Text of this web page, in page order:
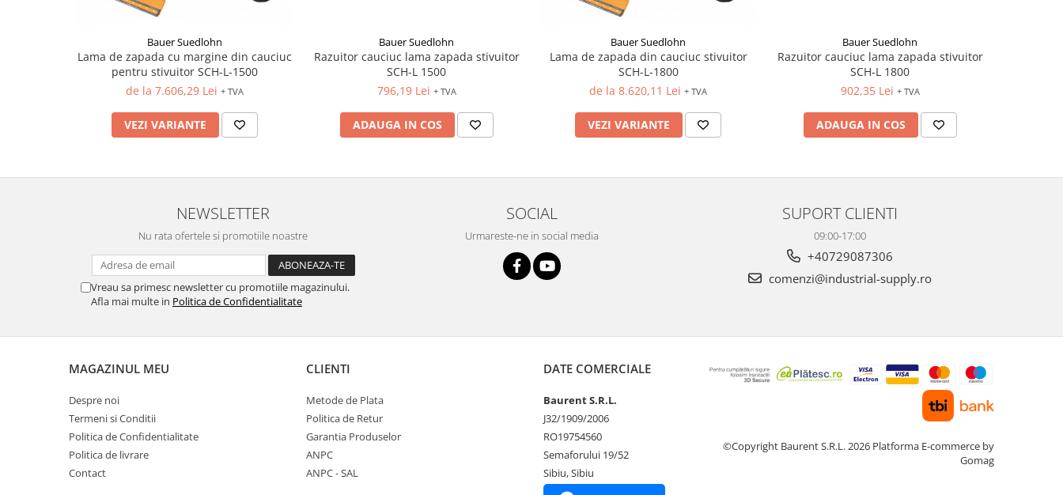
Bauer Suedlohn
Lama de zapada cu margine din cauciuc
pentru stivuitor SCH-L-1500
de la 7.606,29 Lei + TVA
VEZI VARIANTE
Bauer Suedlohn
Razuitor cauciuc lama zapada stivuitor
SCH-L 1500
796,19 Lei + TVA
ADAUGA IN COS
Bauer Suedlohn
Lama de zapada din cauciuc stivuitor
SCH-L-1800
de la 8.620,11 Lei + TVA
VEZI VARIANTE
Bauer Suedlohn
Razuitor cauciuc lama zapada stivuitor
SCH-L 1800
902,35 Lei + TVA
ADAUGA IN COS
NEWSLETTER
Nu rata ofertele si promotiile noastre
Vreau sa primesc newsletter cu promotiile magazinului.
Afla mai multe in Politica de Confidentialitate
SOCIAL
Urmareste-ne in social media
SUPORT CLIENTI
09:00-17:00
+40729087306
comenzi@industrial-supply.ro
MAGAZINUL MEU
Despre noi
Termeni si Conditii
Politica de Confidentialitate
Politica de livrare
Contact
CLIENTI
Metode de Plata
Politica de Retur
Garantia Produselor
ANPC
ANPC - SAL
DATE COMERCIALE
Baurent S.R.L.
J32/1909/2006
RO19754560
Semaforului 19/52
Sibiu, Sibiu
©Copyright Baurent S.R.L. 2026 Platforma E-commerce by
Gomag